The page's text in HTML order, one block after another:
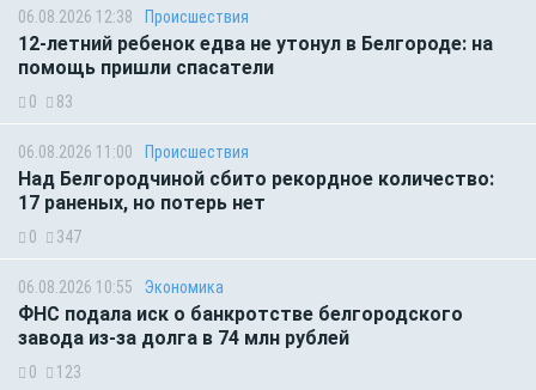
06.08.2026 12:38 Происшествия
12-летний ребенок едва не утонул в Белгороде: на
помощь пришли спасатели
0 83
06.08.2026 11:00 Происшествия
Над Белгородчиной сбито рекордное количество:
17 раненых, но потерь нет
0 347
06.08.2026 10:55 Экономика
ФНС подала иск о банкротстве белгородского
завода из-за долга в 74 млн рублей
0 123